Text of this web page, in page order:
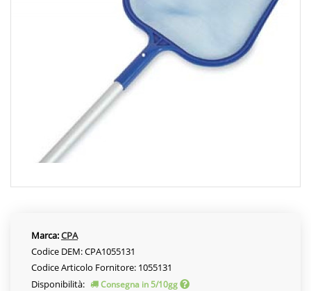
Marca:CPA
Codice DEM: CPA1055131
Codice Articolo Fornitore: 1055131
Disponibilità:
Consegna in 5/10gg